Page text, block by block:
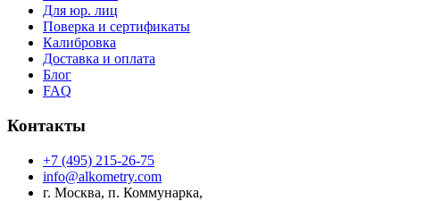
Для юр. лиц
Поверка и сертификаты
Калибровка
Доставка и оплата
Блог
FAQ
Контакты
+7 (495) 215-26-75
info@alkometry.com
г. Москва, п. Коммунарка,